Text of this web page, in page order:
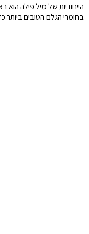
הייחודיות של מיל פילה
בחומרי הגלם הטובים